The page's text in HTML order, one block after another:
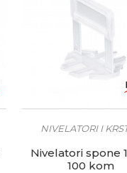
NIVELATORI I
Nivelatori spone
100 kom